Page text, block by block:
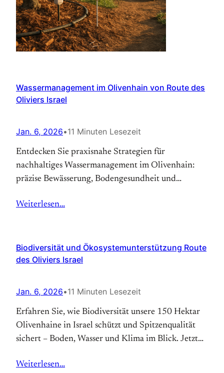
Wassermanagement im Olivenhain von Route des
Oliviers Israel
Jan. 6, 2026•11 Minuten Lesezeit
Entdecken Sie praxisnahe Strategien für
nachhaltiges Wassermanagement im Olivenhain:
präzise Bewässerung, Bodengesundheit und
saftige Erträge und hochwertiges Olivenöl.
Weiterlesen…
Biodiversität und Ökosystemunterstützung Route
des Oliviers Israel
Jan. 6, 2026•11 Minuten Lesezeit
Erfahren Sie, wie Biodiversität unsere 150 Hektar
Olivenhaine in Israel schützt und Spitzenqualität
sichert – Boden, Wasser und Klima im Blick. Jetzt
Weiterlesen…